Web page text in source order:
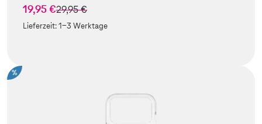
19,95 €statt
29,95 €
Lieferzeit:1-3 Werktage
%